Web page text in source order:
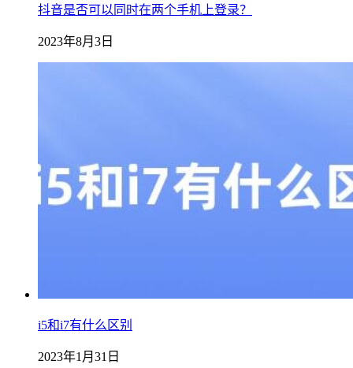
抖音是否可以同时在两个手机上登录？
2023年8月3日
i5和i7有什么区别
2023年1月31日